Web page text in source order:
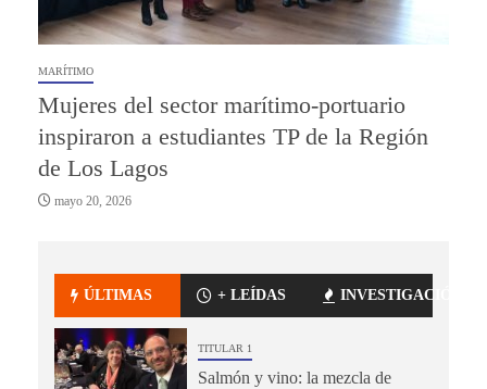
MARÍTIMO
Mujeres del sector marítimo-portuario
inspiraron a estudiantes TP de la Región
de Los Lagos
mayo 20, 2026
ÚLTIMAS + LEÍDAS INVESTIGACIÓN
TITULAR 1
Salmón y vino: la mezcla de